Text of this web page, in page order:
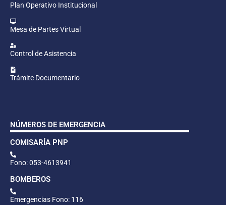
Plan Operativo Institucional
Mesa de Partes Virtual
Control de Asistencia
Trámite Documentario
NÚMEROS DE EMERGENCIA
COMISARÍA PNP
Fono: 053-4613941
BOMBEROS
Emergencias Fono: 116